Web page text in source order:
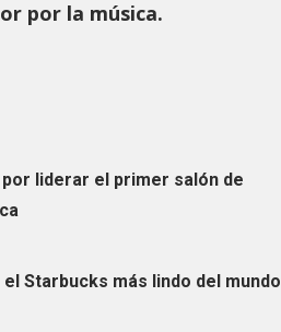
por la música.
por liderar el primer salón de
Starbucks más lindo del mundo